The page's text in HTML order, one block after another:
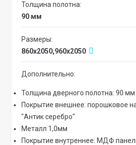
Толщина полотна:
90 мм
Размеры:
860x2050,960x2050
Дополнительно:
Толщина дверного полотна: 90 мм
Покрытие внешнее: порошковое
"Антик серебро"
Металл 1,0мм
Покрытие внутреннее: МДФ